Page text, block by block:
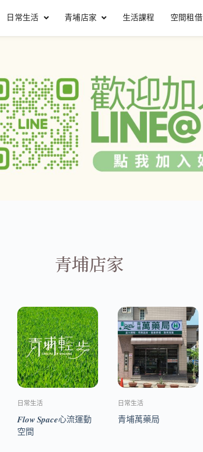
日常生活 青埔店家 生活課程 空間租借
青埔店家
日常生活
𝑭𝒍𝒐𝒘 𝑺𝒑𝒂𝒄𝒆心流運動
空間
日常生活
青埔萬藥局